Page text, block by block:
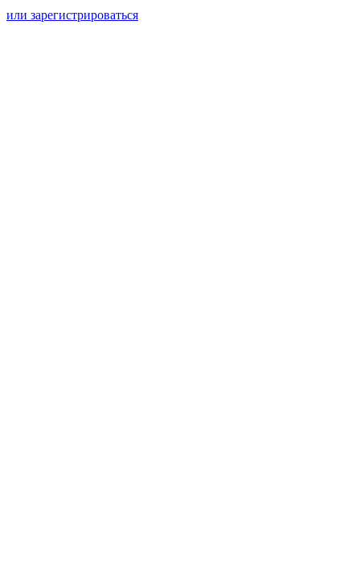
или зарегистрироваться